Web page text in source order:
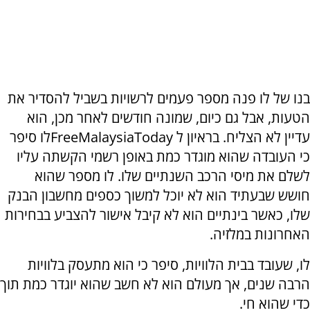
בנו של לו פנה מספר פעמים לרשויות בשביל להסדיר את
הטעות, אבל גם כיום, שמונה חודשים לאחר מכן, הוא
עדיין לא הצליח. בראיון ל FreeMalaysiaTodayלו סיפר
כי העובדה שהוא מוגדר כמת באופן רשמי הקשתה עליו
לשלם את מיסי הרכב השנתיים שלו. לו מספר שהוא
חושש שבעתיד הוא לא יוכל למשוך כספים מחשבון הבנק
שלו, כאשר בינתיים הוא לא קיבל אישור להצביע בבחירות
האחרונות במלזיה.
לו, שעובד בבית הלוויות, סיפר כי הוא מתעסק בלוויות
הרבה שנים, אך מעולם הוא לא חשב שהוא יוגדר כמת תוך
כדי שהוא חי.